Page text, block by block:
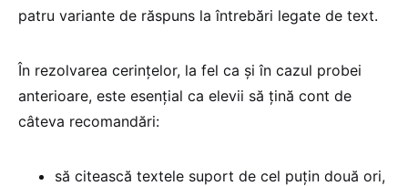
patru variante de răspuns la întrebări legate de text.
În rezolvarea cerințelor, la fel ca și în cazul probei
anterioare, este esențial ca elevii să țină cont de
câteva recomandări:
să citească textele suport de cel puțin două ori,